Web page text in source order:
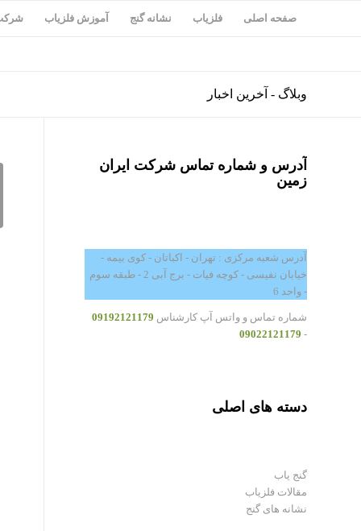
صفحه اصلی فلزیاب نشانه گنج آموزش فلزیاب
وبلاگ - آخرین اخبار
آدرس و شماره تماس شرکت ایران
زمین
آدرس شعبه مرکزی : تهران - اکباتان - کوی بیمه -
خیابان نفیسی - کوچه فیات - برج آبی 2 - طبقه سوم
- واحد 6
شماره تماس و واتس آپ کارشناس 09192121179
-
09022121179
دسته های اصلی
گنج یاب
مقالات فلزیاب
نشانه های گنج